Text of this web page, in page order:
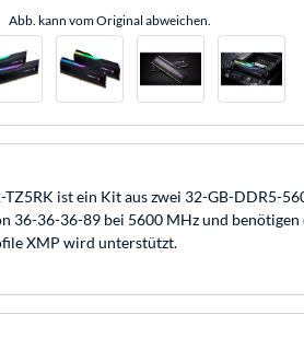
Abb. kann vom Original abweichen.
ist ein Kit aus zwei 32-GB-DDR5-
36-36-36-89 bei 5600 MHz und
XMP wird unterstützt.